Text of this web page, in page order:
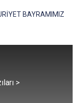
BAYRAMIMIZ
>